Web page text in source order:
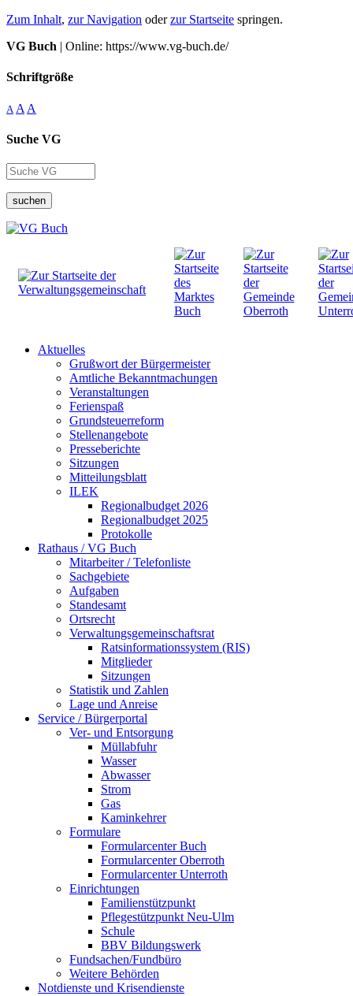
Zum Inhalt, zur Navigation oderzur Startseite springen.
VG Buch | Online: https://www.vg-buch.de/
Schriftgröße
A A A
Suche VG
suchen
Aktuelles
Grußwort der Bürgermeister
Amtliche Bekanntmachungen
Veranstaltungen
Ferienspaß
Grundsteuerreform
Stellenangebote
Presseberichte
Sitzungen
Mitteilungsblatt
ILEK
Regionalbudget 2026
Regionalbudget 2025
Protokolle
Rathaus / VG Buch
Mitarbeiter / Telefonliste
Sachgebiete
Aufgaben
Standesamt
Ortsrecht
Verwaltungsgemeinschaftsrat
Ratsinformationssystem (RIS)
Mitglieder
Sitzungen
Statistik und Zahlen
Lage und Anreise
Service / Bürgerportal
Ver- und Entsorgung
Müllabfuhr
Wasser
Abwasser
Strom
Gas
Kaminkehrer
Formulare
Formularcenter Buch
Formularcenter Oberroth
Formularcenter Unterroth
Einrichtungen
Familienstützpunkt
Pflegestützpunkt Neu-Ulm
Schule
BBV Bildungswerk
Fundsachen/Fundbüro
Weitere Behörden
Notdienste und Krisendienste